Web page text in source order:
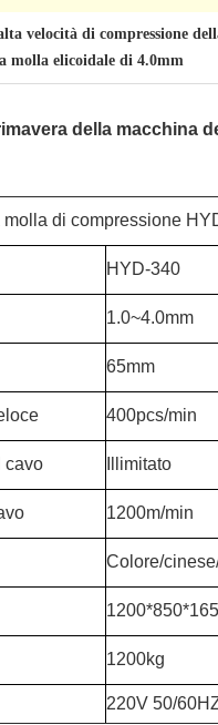
velocità di compressione
molla elicoidale di 4.0mm
della macchina
di compressione
HYD-340
1.0~4.0mm
65mm
400pcs/min
cavo Illimitato
1200m/min
Colore/
1200kg
220V 50/